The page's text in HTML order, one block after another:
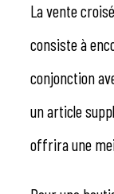
La vente
consiste à
conjonction
un article
offrira une